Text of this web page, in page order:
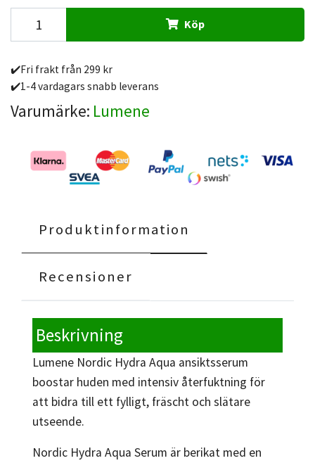
Köp
✔️Fri frakt från 299 kr
✔️1-4 vardagars snabb leverans
Varumärke: Lumene
Produktinformation
Recensioner
Beskrivning
Lumene Nordic Hydra Aqua ansiktsserum
boostar huden med intensiv återfuktning för
att bidra till ett fylligt, fräscht och slätare
utseende.
Nordic Hydra Aqua Serum är berikat med en